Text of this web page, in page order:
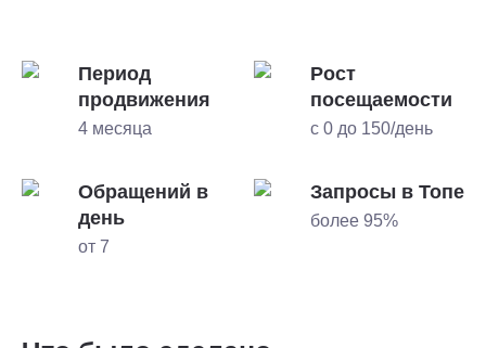
Период
продвижения
4 месяца
Рост
посещаемости
с 0 до 150/день
Обращений в
день
от 7
Запросы в Топе
более 95%